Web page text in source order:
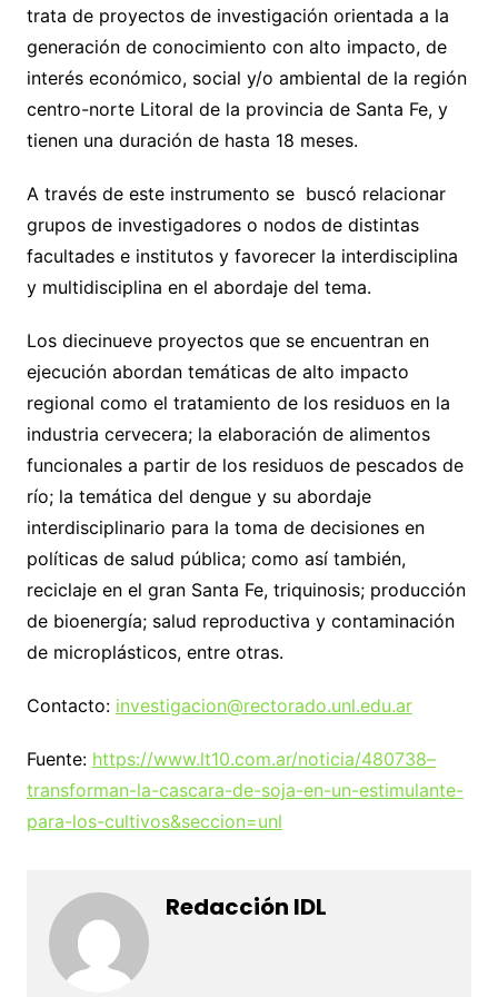
trata de proyectos de investigación orientada a la
generación de conocimiento con alto impacto, de
interés económico, social y/o ambiental de la región
centro-norte Litoral de la provincia de Santa Fe, y
tienen una duración de hasta 18 meses.
A través de este instrumento se buscó relacionar
grupos de investigadores o nodos de distintas
facultades e institutos y favorecer la interdisciplina
y multidisciplina en el abordaje del tema.
Los diecinueve proyectos que se encuentran en
ejecución abordan temáticas de alto impacto
regional como el tratamiento de los residuos en la
industria cervecera; la elaboración de alimentos
funcionales a partir de los residuos de pescados de
río; la temática del dengue y su abordaje
interdisciplinario para la toma de decisiones en
políticas de salud pública; como así también,
reciclaje en el gran Santa Fe, triquinosis; producción
de bioenergía; salud reproductiva y contaminación
de microplásticos, entre otras.
Contacto: investigacion@rectorado.unl.edu.ar
Fuente: https://www.lt10.com.ar/noticia/480738–
transforman-la-cascara-de-soja-en-un-estimulante-
para-los-cultivos&seccion=unl
Redacción IDL